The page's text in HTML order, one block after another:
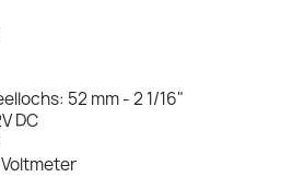
52 mm - 2 1/16"
DC